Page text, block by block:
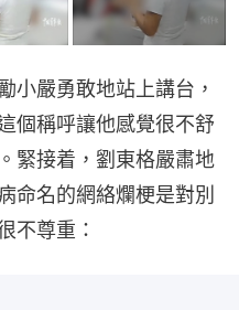
小嚴勇敢地站上講台，
個稱呼讓他感覺很不舒
緊接着，劉東格嚴肅地
命名的網絡爛梗是對別
不尊重：